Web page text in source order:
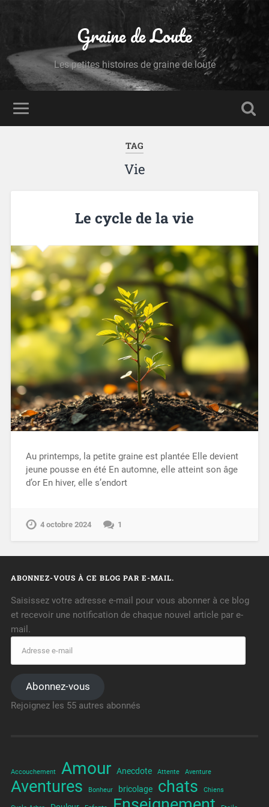
Graine de Loute
Les petites histoires de graine de loute
TAG
Vie
Le cycle de la vie
Au printemps, la petite graine est plantée Elle devient
jeune pousse en été En automne, elle atteint son âge
d’or En hiver, elle s’endort
4 octobre 2024 1
ABONNEZ-VOUS À CE BLOG PAR E-MAIL.
Saisissez votre adresse e-mail pour vous abonner à ce blog
et recevoir une notification de chaque nouvel article par e-
mail.
Abonnez-vous
Rejoignez les 55 autres abonnés
Accouchement Amour Anecdote Attente Aventure
Aventures Bonheur bricolage chats Chiens